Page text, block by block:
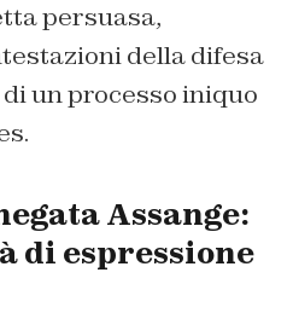
persuasa,
della difesa
un processo iniquo
Assange:
di espressione